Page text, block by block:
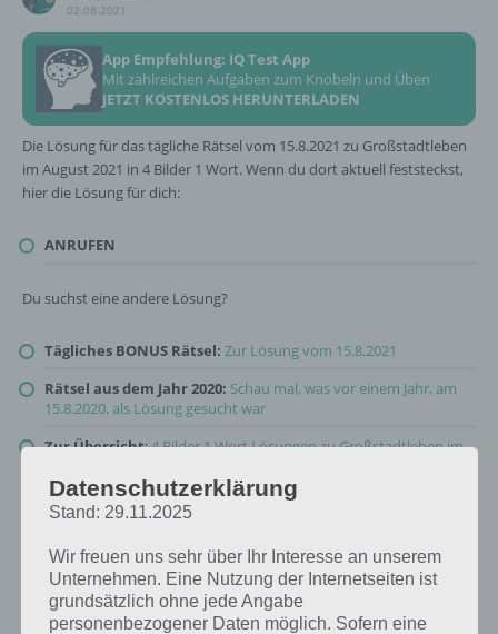
02.08.2021
App Empfehlung: IQ Test App
Mit zahlreichen Aufgaben zum Knobeln und Üben
JETZT KOSTENLOS HERUNTERLADEN
Die Lösung für das tägliche Rätsel vom 15.8.2021 zu Großstadtleben
im August 2021 in 4 Bilder 1 Wort. Wenn du dort aktuell feststeckst,
hier die Lösung für dich:
ANRUFEN
Du suchst eine andere Lösung?
Tägliches BONUS Rätsel: Zur Lösung vom 15.8.2021
Rätsel aus dem Jahr 2020: Schau mal, was vor einem Jahr, am
15.8.2020, als Lösung gesucht war
Zur Übersicht:4 Bilder 1 Wort Lösungen zu Großstadtleben im
Datenschutzerklärung
Stand: 29.11.2025
Wir freuen uns sehr über Ihr Interesse an unserem
Unternehmen. Eine Nutzung der Internetseiten ist
grundsätzlich ohne jede Angabe
personenbezogener Daten möglich. Sofern eine